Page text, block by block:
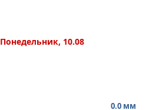
Понедельник, 10.08
0.0 мм